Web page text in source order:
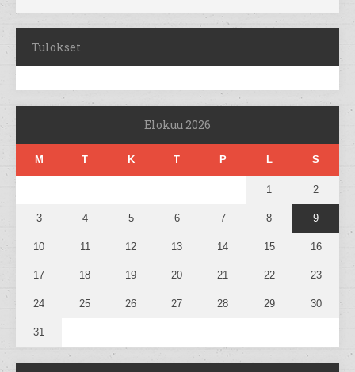
Tulokset
Elokuu 2026
M T K T P L S
1 2
3 4 5 6 7 8 9
10 11 12 13 14 15 16
17 18 19 20 21 22 23
24 25 26 27 28 29 30
31